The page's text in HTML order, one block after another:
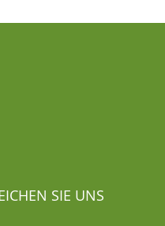
SIE UNS